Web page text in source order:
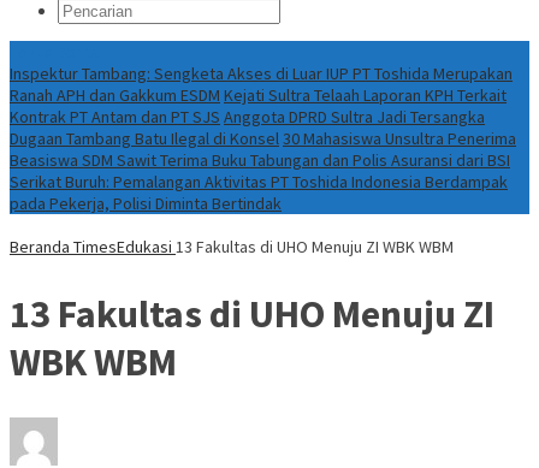
Inspektur Tambang: Sengketa Akses di Luar IUP PT Toshida Merupakan
Ranah APH dan Gakkum ESDM Kejati Sultra Telaah Laporan KPH Terkait
Kontrak PT Antam dan PT SJS Anggota DPRD Sultra Jadi Tersangka
Dugaan Tambang Batu Ilegal di Konsel30 Mahasiswa Unsultra Penerima
Beasiswa SDM Sawit Terima Buku Tabungan dan Polis Asuransi dari BSI
Serikat Buruh: Pemalangan Aktivitas PT Toshida Indonesia Berdampak
pada Pekerja, Polisi Diminta Bertindak
Beranda TimesEdukasi 13 Fakultas di UHO Menuju ZI WBK WBM
13 Fakultas di UHO Menuju ZI
WBK WBM